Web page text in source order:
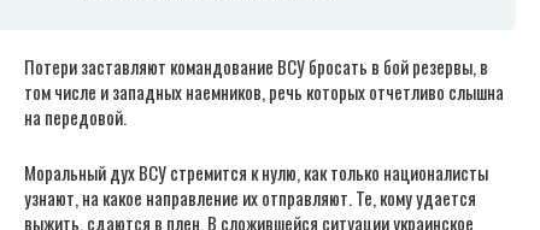
Потери заставляют командование ВСУ бросать в бой резервы, в
том числе и западных наемников, речь которых отчетливо слышна
на передовой.
Моральный дух ВСУ стремится к нулю, как только националисты
узнают, на какое направление их отправляют. Те, кому удается
выжить, сдаются в плен. В сложившейся ситуации украинское